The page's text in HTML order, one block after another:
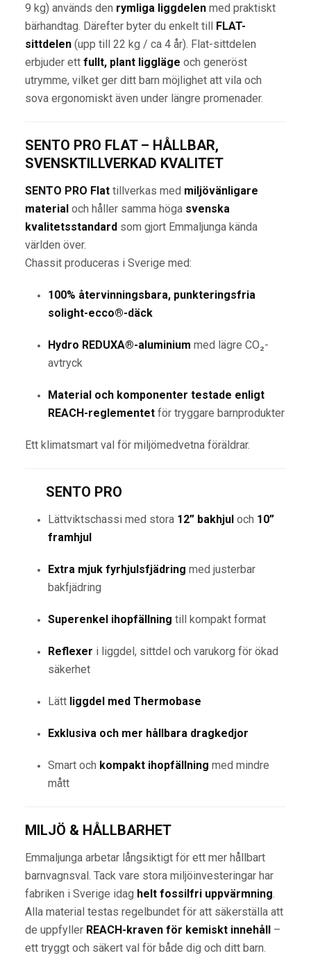
9 kg) används den rymliga liggdelen med praktiskt
bärhandtag. Därefter byter du enkelt till FLAT-
sittdelen (upp till 22 kg / ca 4 år). Flat-sittdelen
erbjuder ett fullt, plant liggläge och generöst
utrymme, vilket ger ditt barn möjlighet att vila och
sova ergonomiskt även under längre promenader.
SENTO PRO FLAT – HÅLLBAR,
SVENSKTILLVERKAD KVALITET
SENTO PRO Flat tillverkas med miljövänligare
material och håller samma höga svenska
kvalitetsstandard som gjort Emmaljunga kända
världen över.
Chassit produceras i Sverige med:
100% återvinningsbara, punkteringsfria
solight-ecco®-däck
Hydro REDUXA®-aluminium med lägre CO₂-
avtryck
Material och komponenter testade enligt
REACH-reglementetför tryggare barnprodukter
Ett klimatsmart val för miljömedvetna föräldrar.
SENTO PRO
Lättviktschassi med stora 12” bakhjuloch 10”
framhjul
Extra mjuk fyrhjulsfjädring med justerbar
bakfjädring
Superenkel ihopfällning till kompakt format
Reflexer i liggdel, sittdel och varukorg för ökad
säkerhet
Lätt liggdel med Thermobase
Exklusiva och mer hållbara dragkedjor
Smart och kompakt ihopfällning med mindre
mått
MILJÖ & HÅLLBARHET
Emmaljunga arbetar långsiktigt för ett mer hållbart
barnvagnsval. Tack vare stora miljöinvesteringar har
fabriken i Sverige idag helt fossilfri uppvärmning.
Alla material testas regelbundet för att säkerställa att
de uppfyller REACH-kraven för kemiskt innehåll –
ett tryggt och säkert val för både dig och ditt barn.